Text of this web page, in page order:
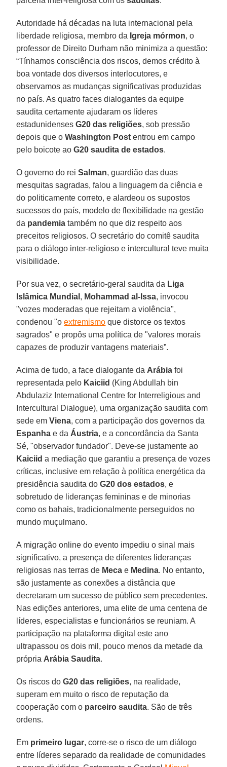
Autoridade há décadas na luta internacional pela
liberdade religiosa, membro da Igreja mórmon, o
professor de Direito Durham não minimiza a questão:
“Tínhamos consciência dos riscos, demos crédito à
boa vontade dos diversos interlocutores, e
observamos as mudanças significativas produzidas
no país. As quatro faces dialogantes da equipe
saudita certamente ajudaram os líderes
estadunidensesG20 das religiões, sob pressão
depois que oWashington Post entrou em campo
pelo boicote aoG20 saudita de estados.
O governo do reiSalman, guardião das duas
mesquitas sagradas, falou a linguagem da ciência e
do politicamente correto, e alardeou os supostos
sucessos do país, modelo de flexibilidade na gestão
da pandemia também no que diz respeito aos
preceitos religiosos. O secretário do comitê saudita
para o diálogo inter-religioso e intercultural teve muita
visibilidade.
Por sua vez, o secretário-geral saudita da Liga
Islâmica Mundial , Mohammad al-Issa, invocou
"vozes moderadas que rejeitam a violência",
condenou "oextremismo que distorce os textos
sagrados" e propôs uma política de "valores morais
capazes de produzir vantagens materiais”.
Acima de tudo, a face dialogante da Arábia foi
representada pelo Kaiciid (King Abdullah bin
Abdulaziz International Centre for Interreligious and
Intercultural Dialogue), uma organização saudita com
sede emViena, com a participação dos governos da
Espanha e da Áustria, e a concordância da Santa
Sé, "observador fundador". Deve-se justamente ao
Kaiciid a mediação que garantiu a presença de vozes
críticas, inclusive em relação à política energética da
presidência saudita doG20 dos estados, e
sobretudo de lideranças femininas e de minorias
como os bahais, tradicionalmente perseguidos no
mundo muçulmano.
A migração online do evento impediu o sinal mais
significativo, a presença de diferentes lideranças
religiosas nas terras de Meca e Medina. No entanto,
são justamente as conexões a distância que
decretaram um sucesso de público sem precedentes.
Nas edições anteriores, uma elite de uma centena de
líderes, especialistas e funcionários se reuniam. A
participação na plataforma digital este ano
ultrapassou os dois mil, pouco menos da metade da
própria Arábia Saudita.
Os riscos doG20 das religiões, na realidade,
superam em muito o risco de reputação da
cooperação com o parceiro saudita. São de três
ordens.
Em primeiro lugar, corre-se o risco de um diálogo
entre líderes separado da realidade de comunidades